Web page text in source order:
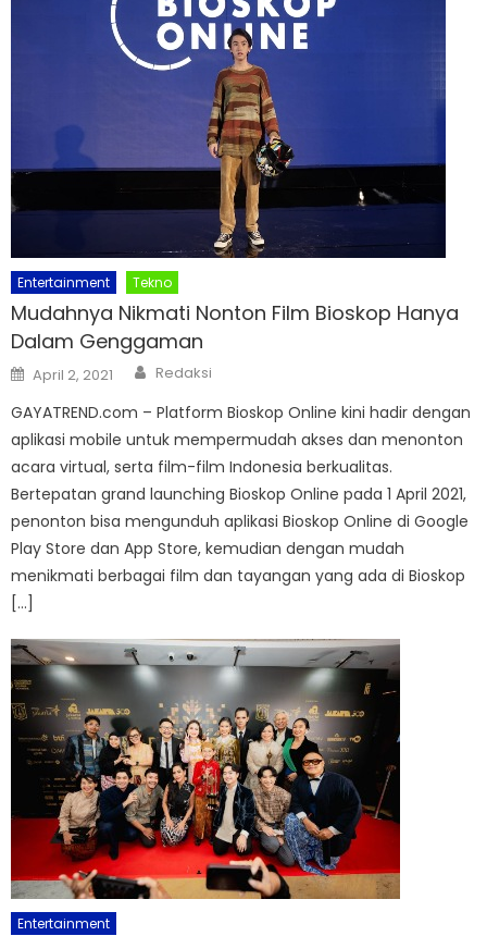
Entertainment Tekno
Mudahnya Nikmati Nonton Film Bioskop Hanya
Dalam Genggaman
Posted
on
April 2, 2021 Author
Redaksi
GAYATREND.com – Platform Bioskop Online kini hadir dengan
aplikasi mobile untuk mempermudah akses dan menonton
acara virtual, serta film-film Indonesia berkualitas.
Bertepatan grand launching Bioskop Online pada 1 April 2021,
penonton bisa mengunduh aplikasi Bioskop Online di Google
Play Store dan App Store, kemudian dengan mudah
menikmati berbagai film dan tayangan yang ada di Bioskop
[…]
Entertainment